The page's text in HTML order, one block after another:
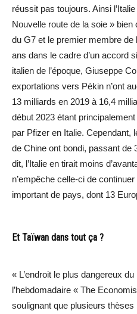
réussit pas toujours. Ainsi
Nouvelle route de la soie » bien
du G7 et le premier membre de
ans dans le cadre d’un accord
italien de l’époque, Giuseppe
exportations vers Pékin n’ont
13 milliards en 2019 à 16,4
début 2023 étant
par Pfizer en Italie. Cependant,
de Chine ont bondi, passant de
dit, l’Italie en tirait moins
n’empêche celle-ci de
important de pays, dont 13
Et Taïwan dans tout ça ?
« L’endroit le plus dangereux
l’hebdomadaire « The
soulignant que plusieurs thèses